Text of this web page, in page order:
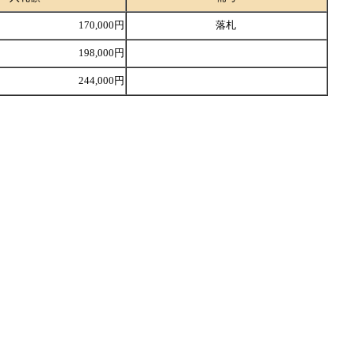
170,000円 落札
198,000円
244,000円